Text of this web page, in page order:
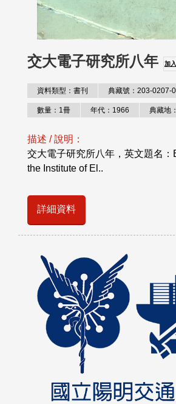
交大電子研究所八年 加
資料類型：書刊 典藏號：203-0207-
數量：1冊 年代：1966 典藏地
描述 / 說明：
交大電子研究所八年，英文題名：
the Institute of El..
詳細資料